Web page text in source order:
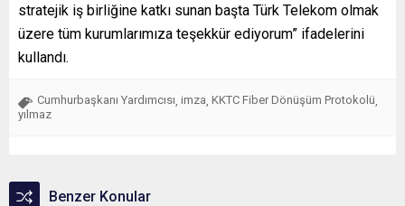
stratejik iş birliğine katkı sunan başta Türk Telekom olmak
üzere tüm kurumlarımıza teşekkür ediyorum” ifadelerini
kullandı.
Cumhurbaşkanı Yardımcısı imza KKTC Fiber Dönüşüm Protokolü
yılmaz
Benzer Konular